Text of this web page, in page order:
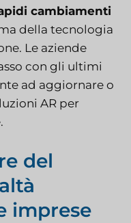
cambiamenti
della tecnologia
Le aziende
con gli ultimi
ad aggiornare o
AR per
del
imprese